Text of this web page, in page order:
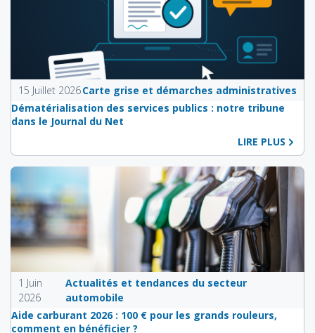
15 Juillet 2026Carte grise et démarches administratives
Dématérialisation des services publics : notre tribune
dans le Journal du Net
LIRE PLUS
1 Juin
2026
Actualités et tendances du secteur
automobile
Aide carburant 2026 : 100 € pour les grands rouleurs,
comment en bénéficier ?